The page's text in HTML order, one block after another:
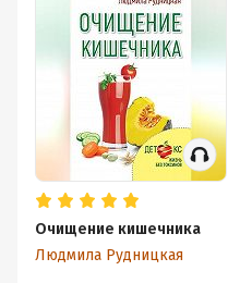
Очищение кишечника
Людмила Рудницкая